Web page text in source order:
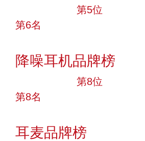
第5位
第6名
降噪耳机品牌榜
第8位
第8名
耳麦品牌榜